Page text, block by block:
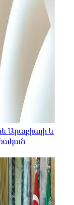
Արաբիայի և